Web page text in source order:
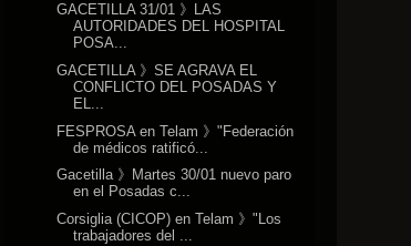
GACETILLA 31/01 》LAS
AUTORIDADES DEL HOSPITAL
POSA...
GACETILLA 》SE AGRAVA EL
CONFLICTO DEL POSADAS Y
EL...
FESPROSA en Telam 》"Federación
de médicos ratificó...
Gacetilla 》Martes 30/01 nuevo paro
en el Posadas c...
Corsiglia (CICOP) en Telam 》"Los
trabajadores del ...